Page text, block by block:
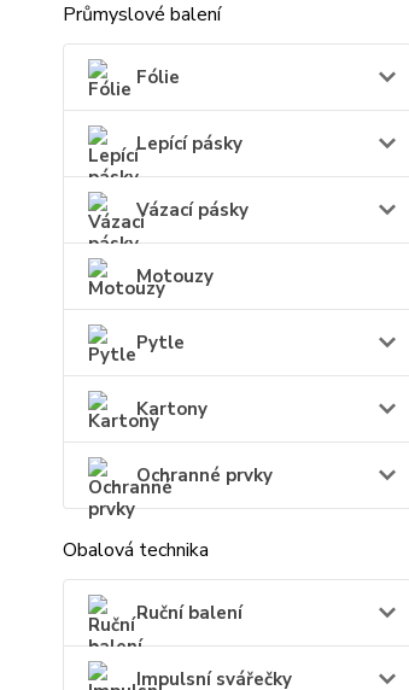
Průmyslové balení
Fólie
Lepící pásky
Vázací pásky
Motouzy
Pytle
Kartony
Ochranné prvky
Obalová technika
Ruční balení
Impulsní svářečky